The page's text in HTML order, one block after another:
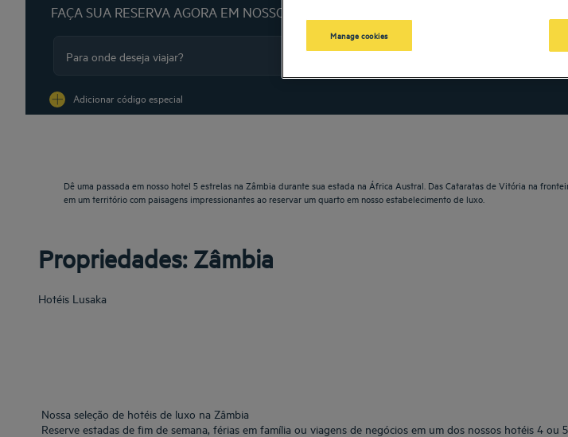
FAÇA SUA RESERVA AGORA EM NOSSOS HOTÉIS GOLDEN TULIP
Navigate forward to interact with the calendar and
Navigate backward to
Adicionar código especial
Dê uma passada em nosso hotel 5 estrelas na Zâmbia durante sua estada na África Austral. Das Cataratas de Vitória na
em um território com paisagens impressionantes ao reservar um quarto em nosso estabelecimento de luxo.
Propriedades: Zâmbia
Hotéis Lusaka
Nossa seleção de hotéis de luxo na Zâmbia
Reserve estadas de fim de semana, férias em família ou viagens de negócios em um dos nossos hotéis 4 ou
Manage cookies